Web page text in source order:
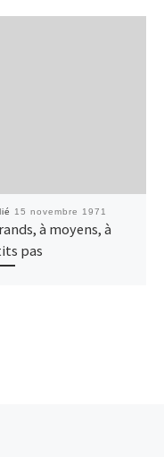
15 novembre 1971
à moyens, à
pas